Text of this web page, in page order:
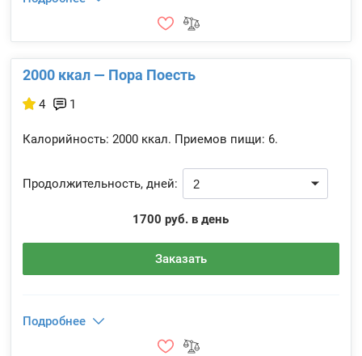
2000 ккал — Пора Поесть
4 1
Калорийность: 2000 ккал. Приемов пищи: 6.
Продолжительность, дней:
1700 руб. в день
Заказать
Подробнее